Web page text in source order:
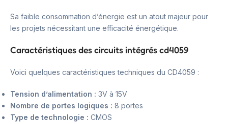
Sa faible consommation d’énergie est un atout majeur pour
les projets nécessitant une efficacité énergétique.
Caractéristiques des circuits intégrés cd4059
Voici quelques caractéristiques techniques du CD4059 :
Tension d’alimentation : 3V à 15V
Nombre de portes logiques : 8 portes
Type de technologie : CMOS